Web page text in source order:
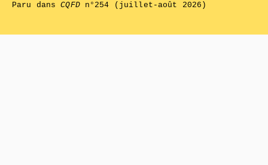
Paru dansCQFDn°254 (juillet-août 2026)